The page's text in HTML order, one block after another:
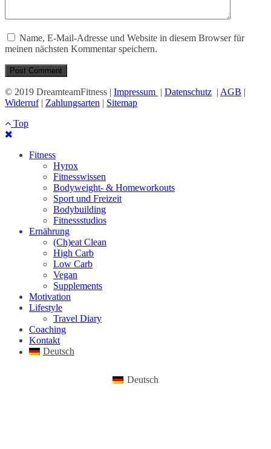
Name, E-Mail-Adresse und Website in diesem Browser für
meinen nächsten Kommentar speichern.
© 2019 DreamteamFitness | Impressum | Datenschutz | AGB |
Widerruf| Zahlungsarten | Sitemap
Top
Fitness
Hyrox
Fitnesswissen
Bodyweight- & Homeworkouts
Sport und Freizeit
Bodybuilding
Fitnessstudios
Ernährung
(Ch)eat Clean
High Carb
Low Carb
Vegan
Supplements
Motivation
Lifestyle
Travel Diary
Coaching
Kontakt
Deutsch
Deutsch